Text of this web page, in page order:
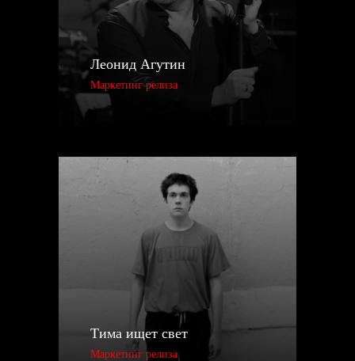
Леонид Агутин
Маркетинг релиза
Тима ищет свет
Маркетинг релиза